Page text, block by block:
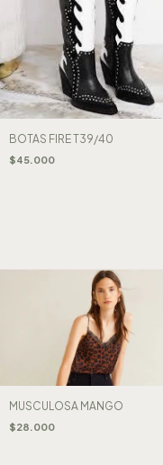
BOTAS FIRE T39/40
$45.000
MUSCULOSA MANGO
$28.000